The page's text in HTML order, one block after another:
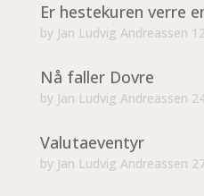
Er hestekuren verre
by Jan Ludvig Andreassen
Nå faller Dovre
by Jan Ludvig Andreassen
Valutaeventyr
by Jan Ludvig Andreassen